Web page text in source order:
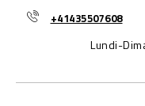
+41435507608
Lundi-